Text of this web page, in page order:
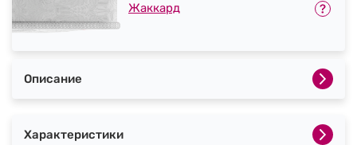
Жаккард
Описание
Характеристики